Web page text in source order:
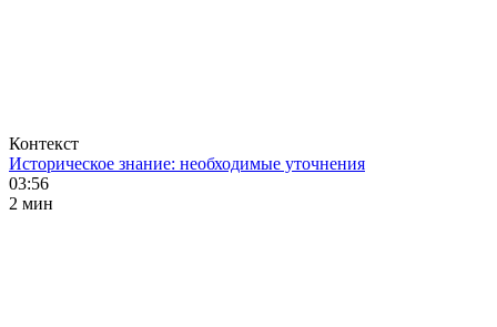
Контекст
Историческое знание: необходимые уточнения
03:56
2 мин